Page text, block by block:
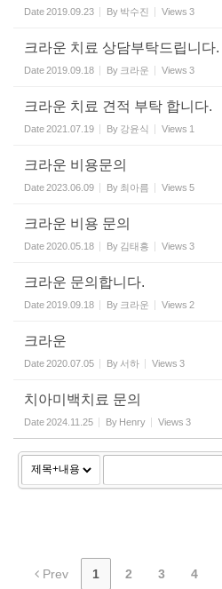
Date2019.09.23 By 박수진 Views 3
크라운 치료 상담부탁드립니다.
Date2019.09.18 By 크라운 Views 3
크라운 치료 견적 부탁 합니다.
Date2021.07.19 By 강윤식 Views 1
크라운 비용문의
Date2023.06.09 By 최아름 Views 5
크라운 비용 문의
Date2020.05.18 By 김태흥 Views 3
크라운 문의합니다.
Date2019.09.18 By 크라운 Views 2
크라운
Date2020.07.05 By 서하 Views 3
치아미백치료 문의
Date2024.11.25 By Henry Views 3
Prev 1 2 3 4